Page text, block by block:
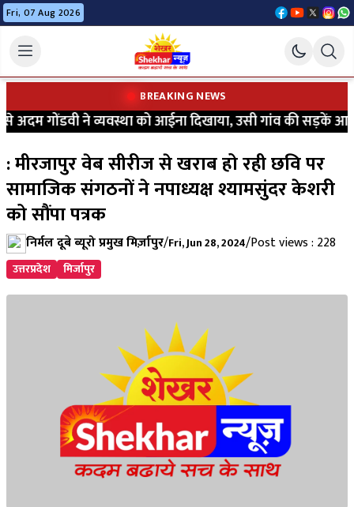
Fri, 07 Aug 2026
BREAKING NEWS
गोंडवी ने व्यवस्था को आईना दिखाया, उसी गांव की सड़कें आज
: मीरजापुर वेब सीरीज से खराब हो रही छवि पर
सामाजिक संगठनों ने नपाध्यक्ष श्यामसुंदर केशरी
को सौंपा पत्रक
निर्मल दूबे ब्यूरो प्रमुख मिर्ज़ापुर/Fri, Jun 28, 2024/Post views : 228
उत्तरप्रदेश मिर्जापुर